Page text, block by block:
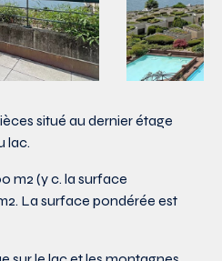
situé au dernier étage
lac.
m2 (y c. la surface
La surface pondérée est